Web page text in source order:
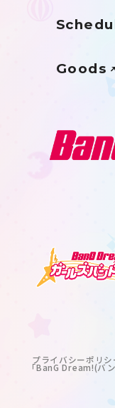
Goods
プライバシーポリシ
｢BanG Dream!(バ